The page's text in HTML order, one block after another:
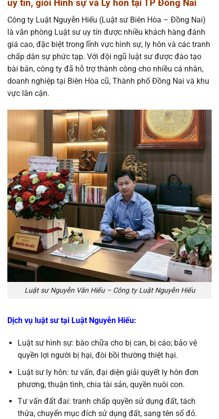
uy tín, giỏi Hình sự và Ly hôn tại TP Đồng Nai
Công ty Luật Nguyễn Hiếu (Luật sư Biên Hòa – Đồng Nai)
là văn phòng Luật sư uy tín được nhiều khách hàng đánh
giá cao, đặc biệt trong lĩnh vực hình sự, ly hôn và các tranh
chấp dân sự phức tạp. Với đội ngũ luật sư được đào tạo
bài bản, công ty đã hỗ trợ thành công cho nhiều cá nhân,
doanh nghiệp tại Biên Hòa cũ, Thành phố Đồng Nai và khu
vực lân cận.
Luật sư Nguyễn Văn Hiếu – Công ty Luật Nguyễn Hiếu
Dịch vụ luật sư tại Luật Nguyễn Hiếu:
Luật sư hình sự: bào chữa cho bị can, bị cáo; bảo vệ
quyền lợi người bị hại, đòi bồi thường thiệt hại.
Luật sư ly hôn: tư vấn, đại diện giải quyết ly hôn đơn
phương, thuận tình, chia tài sản, quyền nuôi con.
Tư vấn đất đai: tranh chấp quyền sử dụng đất, tách
thửa, chuyển mục đích sử dụng đất, sang tên sổ đỏ.